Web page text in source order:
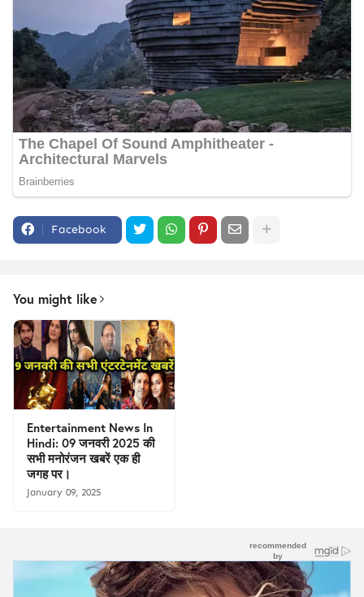
Facebook
You might like
Entertainment News In
Hindi: 09 जनवरी 2025 की
सभी मनोरंजन खबरें एक ही
जगह पर।
January 09, 2025